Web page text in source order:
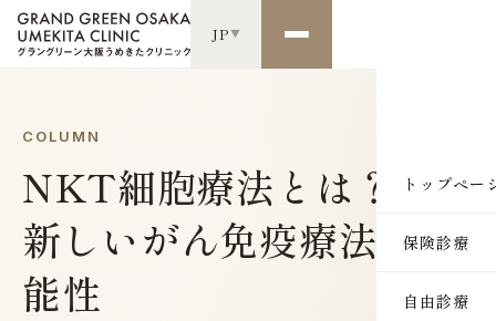
JP▼
トップペー
保険診療
自由診療
COLUMN
NKT細胞療法とは？
新しいがん免疫療法の可
能性